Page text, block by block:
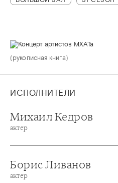
(рукописная книга)
ИСПОЛНИТЕЛИ
Михаил Кедров
актер
Борис Ливанов
актер